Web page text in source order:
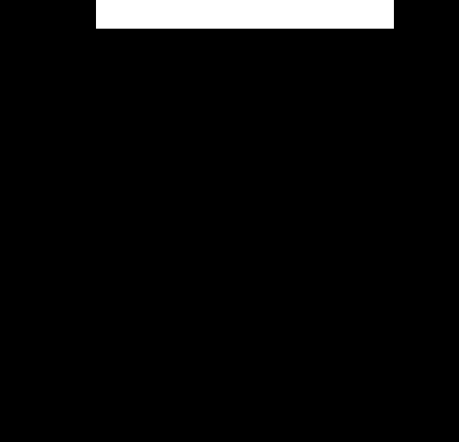
odpowiednio o nie dbamy i